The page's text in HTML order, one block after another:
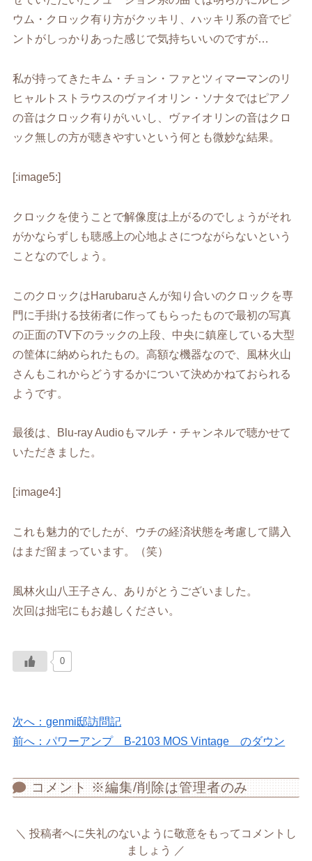
ウム・クロック有り方がクッキリ、ハッキリ系の音でピ
ントがしっかりあった感じで気持ちいいのですが…
私が持ってきたキム・チョン・ファとツィマーマンのリ
ヒャルトストラウスのヴァイオリン・ソナタではピアノ
の音はクロック有りがいいし、ヴァイオリンの音はクロ
ック無しの方が聴きやすいという何とも微妙な結果。
[:image5:]
クロックを使うことで解像度は上がるのでしょうがそれ
がかならずしも聴感上の心地よさにつながらないという
ことなのでしょう。
このクロックはHarubaruさんが知り合いのクロックを専
門に手掛ける技術者に作ってもらったもので最初の写真
の正面のTV下のラックの上段、中央に鎮座している大型
の筐体に納められたもの。高額な機器なので、風林火山
さんもこれからどうするかについて決めかねておられる
ようです。
最後は、Blu-ray Audioもマルチ・チャンネルで聴かせて
いただきました。
[:image4:]
これも魅力的でしたが、ウチの経済状態を考慮して購入
はまだ留まっています。（笑）
風林火山八王子さん、ありがとうございました。
次回は拙宅にもお越しください。
0
次へ：genmi邸訪問記
前へ：パワーアンプ B-2103 MOS Vintage のダウン
コメント ※編集/削除は管理者のみ
投稿者へに失礼のないように敬意をもってコメントし
ましょう